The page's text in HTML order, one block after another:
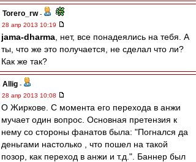
Torero_rw-
28 апр 2013 10:19
jama-dharma , нет, все понадеялись на тебя. А
ты, что же это получается, не сделал что ли?
Как же так?
Allig -
28 апр 2013 10:08
О Жиркове. С момента его перехода в анжи
мучает один вопрос. Основная претензия к
нему со стороны фанатов была: "Погнался да
деньгами настолько , что пошел на такой
позор, как переход в анжи и т.д.". Баннер был